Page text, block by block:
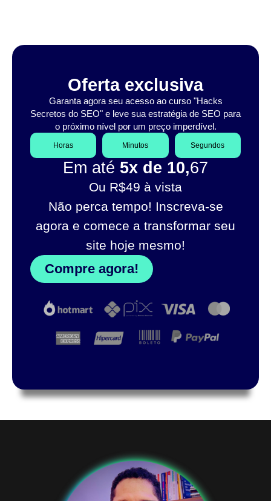
Oferta exclusiva
Garanta agora seu acesso ao curso "Hacks
Secretos do SEO" e leve sua estratégia de SEO para
o próximo nível por um preço imperdível.
Horas Minutos Segundos
Em até 5x de 10,67
Ou R$49 à vista
Não perca tempo! Inscreva-se
agora e comece a transformar seu
site hoje mesmo!
Compre agora!